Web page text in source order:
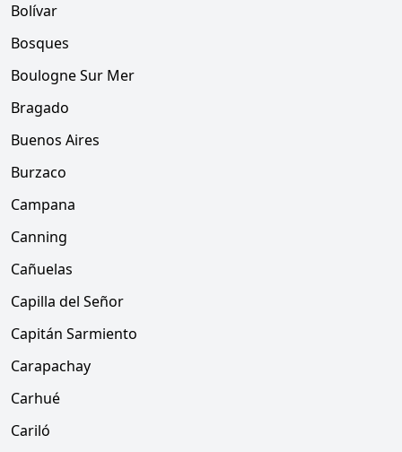
Bolívar
Bosques
Boulogne Sur Mer
Bragado
Buenos Aires
Burzaco
Campana
Canning
Cañuelas
Capilla del Señor
Capitán Sarmiento
Carapachay
Carhué
Cariló